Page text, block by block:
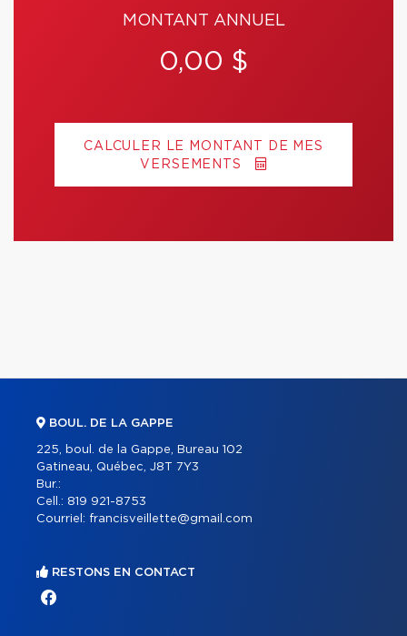
MONTANT ANNUEL
0,00 $
CALCULER LE MONTANT DE MES
VERSEMENTS
BOUL. DE LA GAPPE
225, boul. de la Gappe, Bureau 102
Gatineau, Québec, J8T 7Y3
Bur.:
Cell.: 819 921-8753
Courriel: francisveillette@gmail.com
RESTONS EN CONTACT